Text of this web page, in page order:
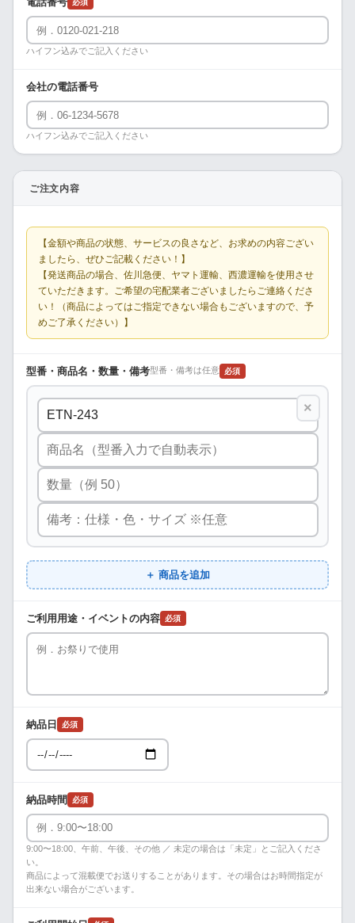
必須
ハイフン込みでご記入ください
会社の電話番号
ハイフン込みでご記入ください
ご注文内容
【金額や商品の状態、サービスの良さなど、お求めの内容ござい
ましたら、ぜひご記載ください！】
【発送商品の場合、佐川急便、ヤマト運輸、西濃運輸を使用させ
ていただきます。ご希望の宅配業者ございましたらご連絡くださ
い！（商品によってはご指定できない場合もございますので、予
めご了承ください）】
型番・商品名・数量・備考型番・備考は任意 必須
×
＋ 商品を追加
ご利用用途・イベントの内容 必須
納品日 必須
納品時間 必須
9:00〜18:00、午前、午後、その他 ／ 未定の場合は「未定」とご記入くださ
い。
商品によって混載便でお送りすることがあります。その場合はお時間指定が
出来ない場合がございます。